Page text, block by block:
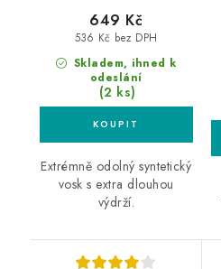
Skladem, ihned k
odeslání
(2 ks)
536 Kč bez DPH
649 Kč
Extrémně odolný syntetický
vosk s extra dlouhou
výdrží.